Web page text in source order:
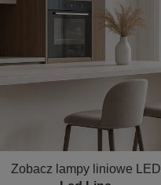
Zobacz lampy liniowe LED